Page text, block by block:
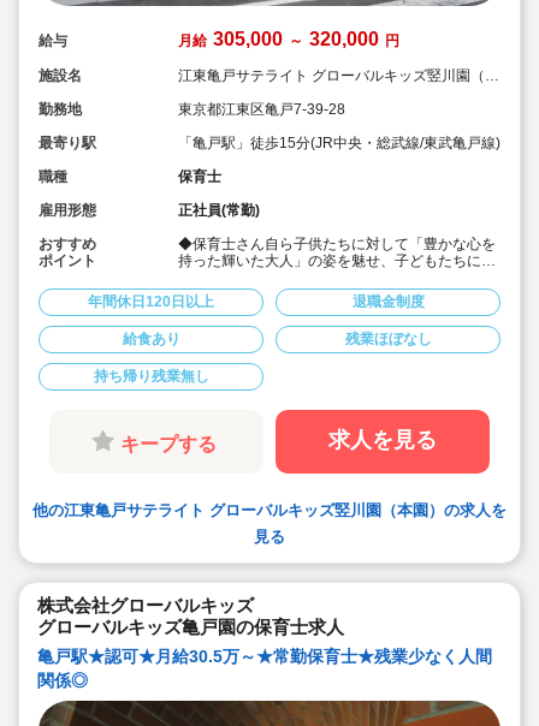
給与 月給 305,000 ～ 320,000 円
施設名
江東亀戸サテライト グローバルキッズ竪川園（本
勤務地
東京都江東区亀戸7-39-28
最寄り駅
「亀戸駅」徒歩15分(JR中央・総武線/東武亀戸線)
職種
保育士
雇用形態
正社員(常勤)
おすすめ
ポイント
◆保育士さん自ら子供たちに対して「豊かな心を
持った輝いた大人」の姿を魅せ、子どもたちに夢
◆年間休日125日以上！
◆子育て期間中は時短勤務OK
◆半日有給OKで子育て中の方も働きやすい環境
◆会社独自の休暇制度がありますので、独身、既
婚者問わずノビノビと働きやすい環境です。
◆宿舎借上げ制度利用可能です！
◆職員間の人間関係を大事にしています。チーム
保育で新しい仲間も皆でサポート。新卒で不安な
方、中途で馴染めるか不安な方ブランク空けの
方、別業種からのキャリアチェンジの方！どんな
◆キャリアアップしていきたい方も大歓迎！挑戦
したい方は管理職などキャリアアップを通して収
入アップも可能です！
◆研修制度充実！未経験やブランクのある方でも
安心して勤務いただけます。
◆幅広い年齢層の職員がいるため働きやすい就業
環境です！
◆充実の福利厚生、海外研修など腰を据え長く勤
務でき成長し続けられる環境が整っています。
年間休日120日以上 退職金制度
給食あり 残業ほぼなし
持ち帰り残業無し
キープする 求人を見る
他の江東亀戸サテライト グローバルキッズ竪川園（本園）の求人を
見る
株式会社グローバルキッズ
グローバルキッズ亀戸園の保育士求人
亀戸駅★認可★月給30.5万～★常勤保育士★残業少なく人間
関係◎